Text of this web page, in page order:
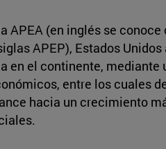
APEA (en inglés se
APEP), Estados
en el continente, mediante
entre los cuales
hacia un crecimiento